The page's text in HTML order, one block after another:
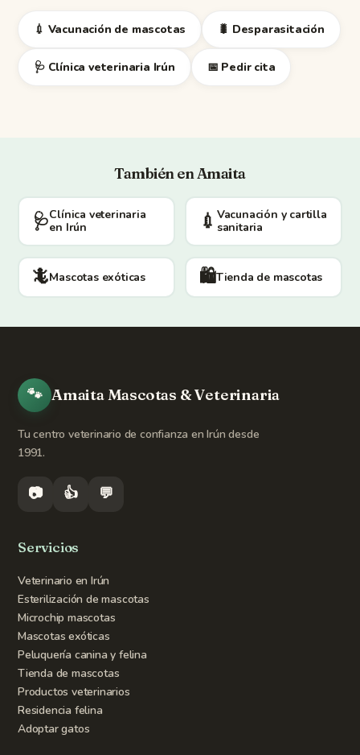
💉 Vacunación de mascotas 🐛 Desparasitación
🩺 Clínica veterinaria Irún 📅 Pedir cita
También en Amaita
🩺Clínica veterinaria
en Irún
💉 Vacunación y cartilla
sanitaria
🦎Mascotas exóticas 🛍️Tienda de mascotas
🐾 Amaita Mascotas & Veterinaria
Tu centro veterinario de confianza en Irún desde
1991.
📷 👍 💬
Servicios
Veterinario en Irún
Esterilización de mascotas
Microchip mascotas
Mascotas exóticas
Peluquería canina y felina
Tienda de mascotas
Productos veterinarios
Residencia felina
Adoptar gatos